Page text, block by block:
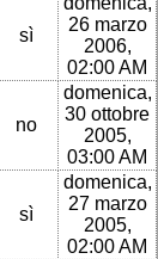
sì
26 marzo
2006,
02:00 AM
no
domenica,
30 ottobre
2005,
03:00 AM
sì
domenica,
27 marzo
2005,
02:00 AM